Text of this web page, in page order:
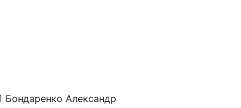
Бондаренко Александр